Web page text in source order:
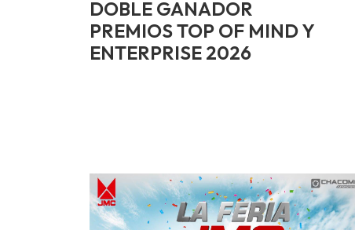
DOBLE GANADOR
PREMIOS TOP OF MIND Y
ENTERPRISE 2026